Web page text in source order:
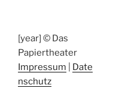
[year] © Das
Papiertheater
Impressum
Date
nschutz